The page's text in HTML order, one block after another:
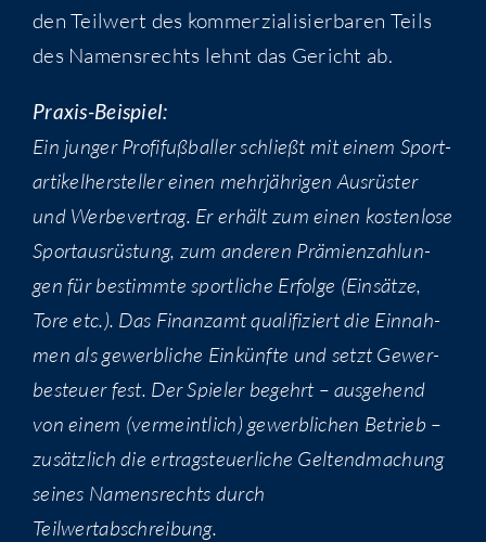
den Teil­wert des kom­mer­zia­li­sier­ba­ren Teils
des Namens­rechts lehnt das Gericht ab.
Pra­xis-Bei­spiel:
Ein jun­ger Pro­fi­fuß­bal­ler schließt mit einem Sport­
ar­ti­kel­her­stel­ler einen mehr­jäh­ri­gen Aus­rüs­ter
und Wer­be­ver­trag. Er erhält zum einen kos­ten­lo­se
Sport­aus­rüs­tung, zum ande­ren Prä­mi­en­zah­lun­
gen für bestimm­te sport­li­che Erfol­ge (Ein­sät­ze,
Tore etc.). Das Finanz­amt qua­li­fi­ziert die Ein­nah­
men als gewerb­li­che Ein­künf­te und setzt Gewer­
be­steu­er fest. Der Spie­ler begehrt – aus­ge­hend
von einem (ver­meint­lich) gewerb­li­chen Betrieb –
zusätz­lich die ertrag­steu­er­li­che Gel­tend­ma­chung
sei­nes Namens­rechts durch
Teilwertabschreibung.